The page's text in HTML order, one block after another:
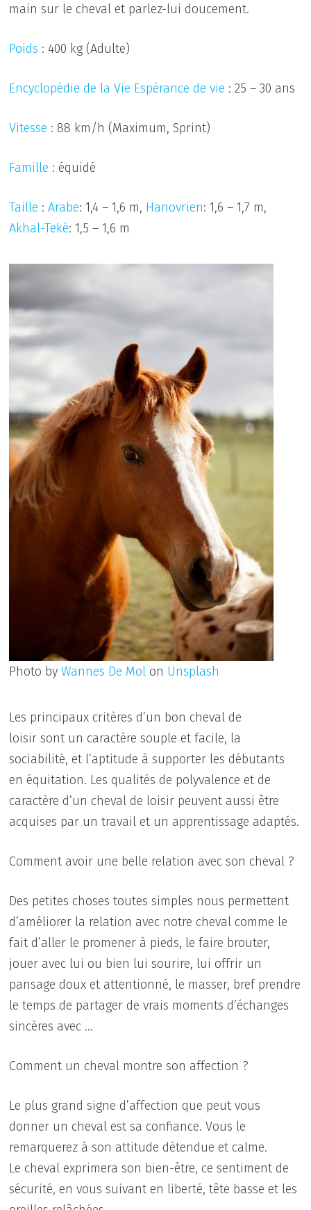
main sur le cheval et parlez-lui doucement.
Poids : 400 kg (Adulte)
Encyclopédie de la Vie Espérance de vie : 25 – 30 ans
Vitesse : 88 km/h (Maximum, Sprint)
Famille : équidé
Taille :Arabe: 1,4 – 1,6 m, Hanovrien: 1,6 – 1,7 m,
Akhal-Teké: 1,5 – 1,6 m
Photo byWannes De Mol on Unsplash
Les principaux critères d’un bon cheval de
loisir sont un caractère souple et facile, la
sociabilité, et l’aptitude à supporter les débutants
en équitation. Les qualités de polyvalence et de
caractère d’un cheval de loisir peuvent aussi être
acquises par un travail et un apprentissage adaptés.
Comment avoir une belle relation avec son cheval ?
Des petites choses toutes simples nous permettent
d’améliorer la relation avec notre cheval comme le
fait d’aller le promener à pieds, le faire brouter,
jouer avec lui ou bien lui sourire, lui offrir un
pansage doux et attentionné, le masser, bref prendre
le temps de partager de vrais moments d’échanges
sincères avec …
Comment un cheval montre son affection ?
Le plus grand signe d’affection que peut vous
donner un cheval est sa confiance. Vous le
remarquerez à son attitude détendue et calme.
Le cheval exprimera son bien-être, ce sentiment de
sécurité, en vous suivant en liberté, tête basse et les